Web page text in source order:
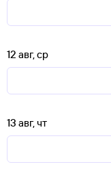
12 авг, ср
13 авг, чт